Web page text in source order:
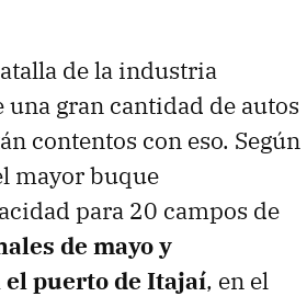
de la industria
gran cantidad de autos
contentos con eso. Según
mayor buque
para 20 campos de
de mayo y
el puerto de Itajaí, en el